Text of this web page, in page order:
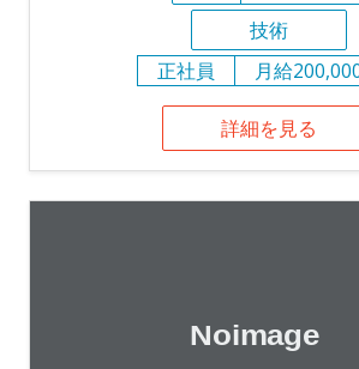
技術
正社員
月給
詳細を見る